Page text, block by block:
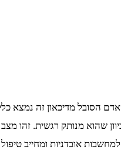
הסובל מדיכאון זה נמצא
שהוא מנותק רגשית. זהו
אובדניות ומחייב